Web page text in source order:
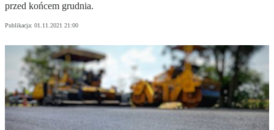
przed końcem grudnia.
Publikacja: 01.11.2021 21:00